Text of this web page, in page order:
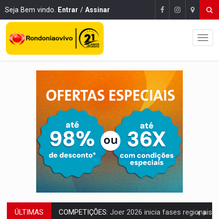
Seja Bem vindo. Entrar / Assinar
ÚLTIMAS COMPETIÇÕES: Joer 2026 inicia fases regionais e reúne mais de 7,3